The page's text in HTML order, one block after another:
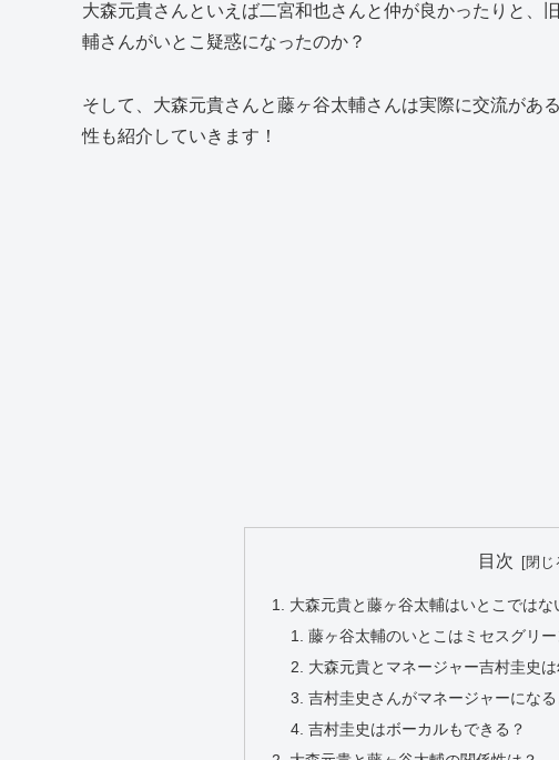
大森元貴さんといえば二宮和也さんと仲が良かったりと、
輔さんがいとこ疑惑になったのか？
そして、大森元貴さんと藤ヶ谷太輔さんは実際に交流があ
性も紹介していきます！
目次
大森元貴と藤ヶ谷太輔はいとこではな
藤ヶ谷太輔のいとこはミセスグリ
大森元貴とマネージャー吉村圭史
吉村圭史さんがマネージャーにな
吉村圭史はボーカルもできる？